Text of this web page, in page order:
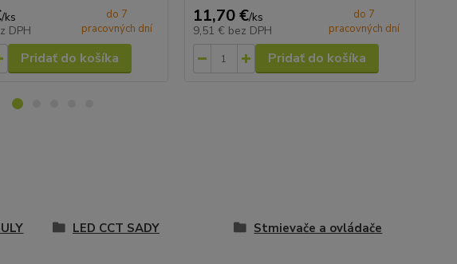
/ks
DPH
do 7
pracovných dní
Pridať do košíka
11,70 €/ks
9,51 € bez DPH
do 7
pracovných dní
Pridať do košíka
LED CCT SADY Stmievače a ovládače